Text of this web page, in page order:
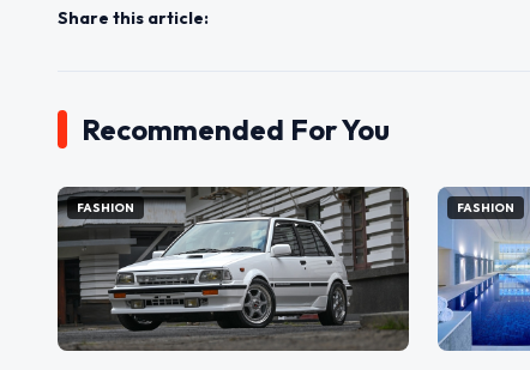
Share this article:
Recommended For You
FASHION FASHION